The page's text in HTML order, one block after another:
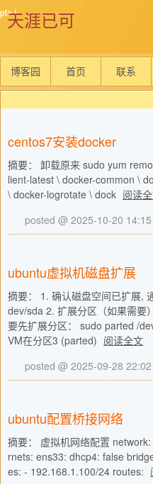
天涯已可
博客园 首页 联系
centos7安装docker
摘要： 卸载原来 sudo yum
lient-latest \ docker-common \
\ docker-logrotate \ dock 阅读
posted @ 2025-10-20
ubuntu虚拟机磁盘扩展
摘要： 1. 确认磁盘空间已扩展,
dev/sda 2. 扩展分区（如果需要
要先扩展分区： sudo parted /
VM在分区3 (parted) 阅读全文
posted @ 2025-09-28
ubuntu配置桥接网络
摘要： 虚拟机网络配置
rnets: ens33: dhcp4: false
es: - 192.168.1.100/24 routes: